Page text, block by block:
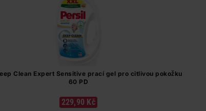
Clean Expert Sensitive prací gel pro citlivou pokožku
60 PD
229,90 Kč